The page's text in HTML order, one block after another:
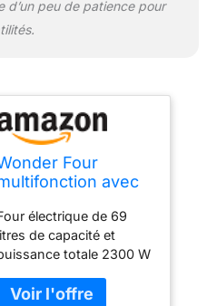
d’un peu de patience pour
Four
avec
69 litres,
W, 6
intérieur émaillé,
électrique de 69
de capacité et
totale 2300 W
énergétique A Esthétique